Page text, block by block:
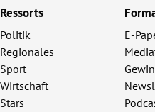
Ressorts
Politik
Regionales
Sport
Wirtschaft
Stars
E-